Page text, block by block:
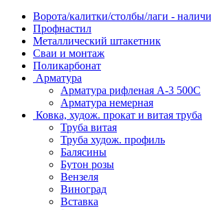
Ворота/калитки/столбы/лаги -
Профнастил
Металлический штакетник
Сваи и монтаж
Поликарбонат
Арматура
Арматура рифленая А-3 500С
Арматура немерная
Ковка, худож. прокат и витая труба
Труба витая
Труба худож. профиль
Балясины
Бутон розы
Вензеля
Виноград
Вставка